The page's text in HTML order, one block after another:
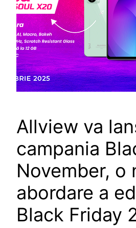
Allview va
campania
November, o
abordare a
Black Friday